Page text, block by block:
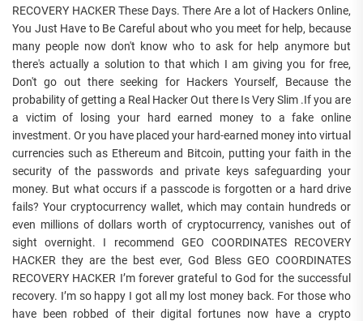
RECOVERY HACKER These Days. There Are a lot of Hackers Online,
You Just Have to Be Careful about who you meet for help, because
many people now don't know who to ask for help anymore but
there's actually a solution to that which I am giving you for free,
Don't go out there seeking for Hackers Yourself, Because the
probability of getting a Real Hacker Out there Is Very Slim .If you are
a victim of losing your hard earned money to a fake online
investment. Or you have placed your hard-earned money into virtual
currencies such as Ethereum and Bitcoin, putting your faith in the
security of the passwords and private keys safeguarding your
money. But what occurs if a passcode is forgotten or a hard drive
fails? Your cryptocurrency wallet, which may contain hundreds or
even millions of dollars worth of cryptocurrency, vanishes out of
sight overnight. I recommend GEO COORDINATES RECOVERY
HACKER they are the best ever, God Bless GEO COORDINATES
RECOVERY HACKER I’m forever grateful to God for the successful
recovery. I’m so happy I got all my lost money back. For those who
have been robbed of their digital fortunes now have a crypto